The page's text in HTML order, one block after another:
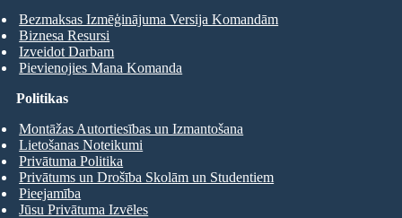
Bezmaksas Izmēģinājuma Versija Komandām
Biznesa Resursi
Izveidot Darbam
Pievienojies Mana Komanda
Politikas
Montāžas Autortiesības un Izmantošana
Lietošanas Noteikumi
Privātuma Politika
Privātums un Drošība Skolām un Studentiem
Pieejamība
Jūsu Privātuma Izvēles